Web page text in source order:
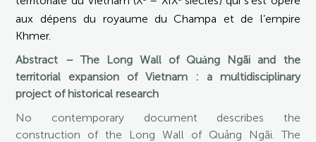
aux dépens du royaume du Champa et de l’empire
Khmer.
Abstract – The Long Wall of Quảng Ngãi and the
territorial expansion of Vietnam : a multidisciplinary
project of historical research
No contemporary document describes the
construction of the Long Wall of Quảng Ngãi. The